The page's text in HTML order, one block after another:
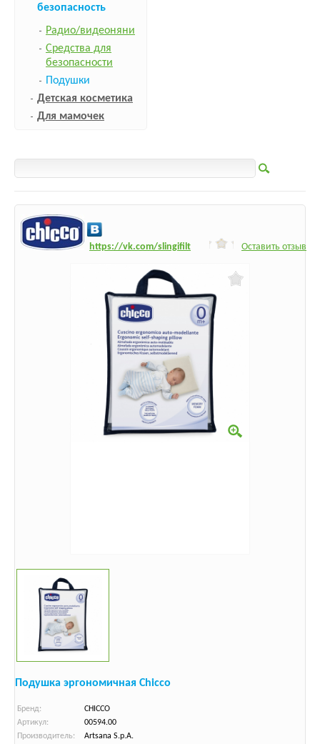
безопасность
Радио/видеоняни
Средства для
безопасности
Подушки
Детская косметика
Для мамочек
https://vk.com/slingifilt Оставить отзыв
Подушка эргономичная Chicco
Бренд:
CHICCO
Артикул:
00594.00
Производитель:
Artsana S.p.A.